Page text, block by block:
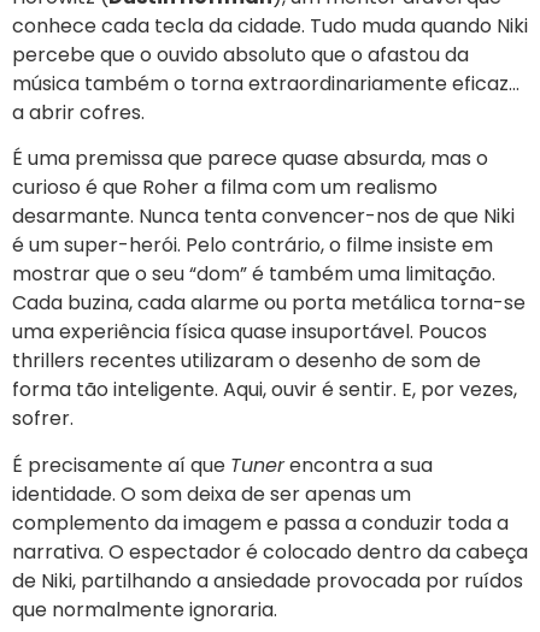
conhece cada tecla da cidade. Tudo muda quando Niki
percebe que o ouvido absoluto que o afastou da
música também o torna extraordinariamente eficaz…
a abrir cofres.
É uma premissa que parece quase absurda, mas o
curioso é que Roher a filma com um realismo
desarmante. Nunca tenta convencer-nos de que Niki
é um super-herói. Pelo contrário, o filme insiste em
mostrar que o seu “dom” é também uma limitação.
Cada buzina, cada alarme ou porta metálica torna-se
uma experiência física quase insuportável. Poucos
thrillers recentes utilizaram o desenho de som de
forma tão inteligente. Aqui, ouvir é sentir. E, por vezes,
sofrer.
É precisamente aí que Tunerencontra a sua
identidade. O som deixa de ser apenas um
complemento da imagem e passa a conduzir toda a
narrativa. O espectador é colocado dentro da cabeça
de Niki, partilhando a ansiedade provocada por ruídos
que normalmente ignoraria.